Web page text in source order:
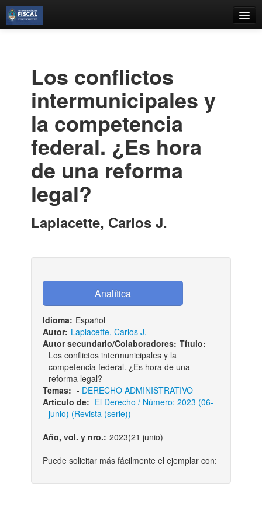
Estantes Virtuales
Contacto
Iniciar sesión
Los conflictos
intermunicipales y
la competencia
federal. ¿Es hora
de una reforma
legal?
Laplacette, Carlos J.
Idioma: Español
Autor: Laplacette, Carlos J.
Autor secundario/Colaboradores: Título:
Los conflictos intermunicipales y la
competencia federal. ¿Es hora de una
reforma legal?
Temas: - DERECHO ADMINISTRATIVO
Articulo de: El Derecho / Número: 2023 (06-
junio) (Revista (serie))
Año, vol. y nro.: 2023(21 junio)
Puede solicitar más fácilmente el ejemplar con: